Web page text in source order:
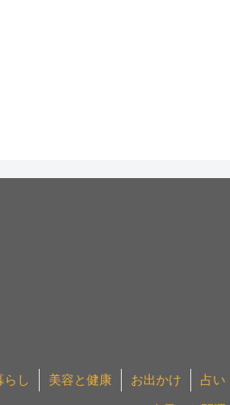
らし 美容と健康 お出かけ 占い